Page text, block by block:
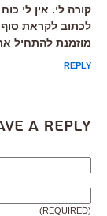
קורה לי. אין לי
לכתוב לקראת
מוזמנת להתחיל
REPLY
a Reply
(REQUIRED)